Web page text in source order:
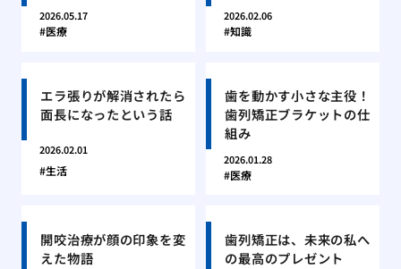
2026.05.17
医療
2026.02.06
知識
エラ張りが解消されたら
面長になったという話
2026.02.01
生活
歯を動かす小さな主役！
歯列矯正ブラケットの仕
組み
2026.01.28
医療
開咬治療が顔の印象を変
えた物語
歯列矯正は、未来の私へ
の最高のプレゼント